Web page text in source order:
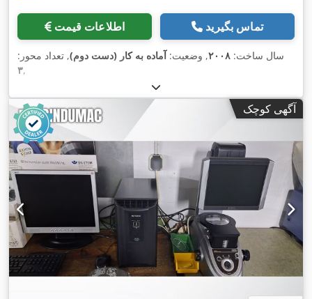
اطلاعات قیمت تماس بگیرید
سال ساخت: ۲۰۰۸, وضعیت:آماده به کار (دست دوم), تعداد محور:
۳,
آگهی کوچک